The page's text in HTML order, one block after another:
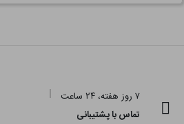
۷ روز هفته، ۲۴ ساعت
تماس با پشتیبانی